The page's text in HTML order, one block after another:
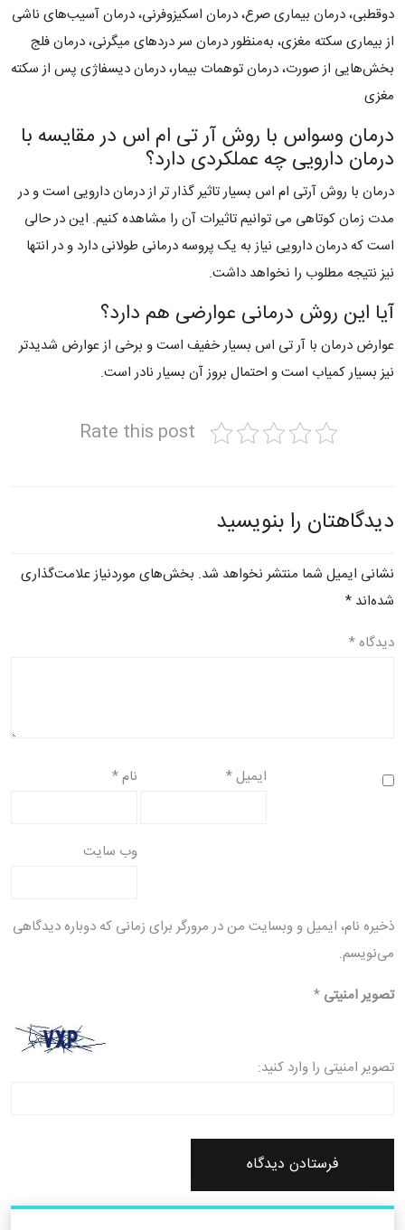
دوقطبی، درمان بیماری صرع، درمان اسکیزوفرنی، درمان آسیب‌های ناشی
از بیماری سکته مغزی، به‌منظور درمان سر دردهای میگرنی، درمان فلج
بخش‌هایی از صورت، درمان توهمات بیمار، درمان دیسفاژی پس از سکته
مغزی
درمان وسواس با روش آر تی ام اس در مقایسه با
درمان دارویی چه عملکردی دارد؟
درمان با روش آرتی ام اس بسیار تاثیر گذار تر از درمان دارویی است و در
مدت زمان کوتاهی می توانیم تاثیرات آن را مشاهده کنیم. این در حالی
است که درمان دارویی نیاز به یک پروسه درمانی طولانی دارد و در انتها
نیز نتیجه مطلوب را نخواهد داشت.
آیا این روش درمانی عوارضی هم دارد؟
عوارض درمان با آر تی اس بسیار خفیف است و برخی از عوارض شدیدتر
نیز بسیار کمیاب است و احتمال بروز آن بسیار نادر است.
Rate this post
دیدگاهتان را بنویسید
نشانی ایمیل شما منتشر نخواهد شد. بخش‌های موردنیاز علامت‌گذاری
شده‌اند *
دیدگاه *
نام* ایمیل*
وب‌ سایت
ذخیره نام، ایمیل و وبسایت من در مرورگر برای زمانی که دوباره دیدگاهی
می‌نویسم.
تصویر امنیتی *
تصویر امنیتی را وارد کنید: